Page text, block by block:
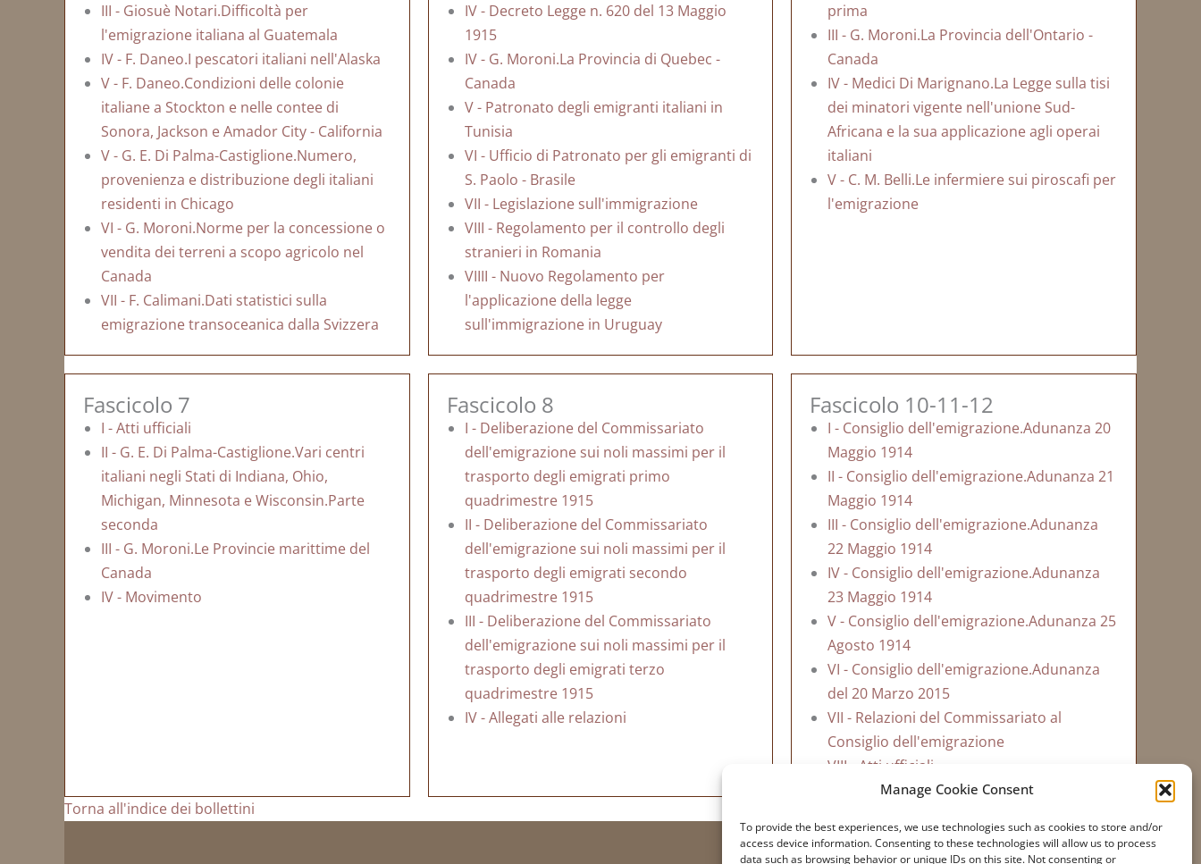
Manage Cookie Consent
To provide the best experiences, we use technologies such as cookies to store and/or
access device information. Consenting to these technologies will allow us to process
data such as browsing behavior or unique IDs on this site. Not consenting or
III - Giosuè Notari.Difficoltà per
l'emigrazione italiana al Guatemala
IV - F. Daneo.I pescatori italiani nell'Alaska
V - F. Daneo.Condizioni delle colonie
italiane a Stockton e nelle contee di
Sonora, Jackson e Amador City - California
V - G. E. Di Palma-Castiglione.Numero,
provenienza e distribuzione degli italiani
residenti in Chicago
VI - G. Moroni.Norme per la concessione o
vendita dei terreni a scopo agricolo nel
Canada
VII - F. Calimani.Dati statistici sulla
emigrazione transoceanica dalla Svizzera
IV - Decreto Legge n. 620 del 13 Maggio
1915
IV - G. Moroni.La Provincia di Quebec -
Canada
V - Patronato degli emigranti italiani in
Tunisia
VI - Ufficio di Patronato per gli emigranti di
S. Paolo - Brasile
VII - Legislazione sull'immigrazione
VIII - Regolamento per il controllo degli
stranieri in Romania
VIIII - Nuovo Regolamento per
l'applicazione della legge
sull'immigrazione in Uruguay
prima
III - G. Moroni.La Provincia dell'Ontario -
Canada
IV - Medici Di Marignano.La Legge sulla tisi
dei minatori vigente nell'unione Sud-
Africana e la sua applicazione agli operai
italiani
V - C. M. Belli.Le infermiere sui piroscafi per
l'emigrazione
Fascicolo 7
I - Atti ufficiali
II - G. E. Di Palma-Castiglione.Vari centri
italiani negli Stati di Indiana, Ohio,
Michigan, Minnesota e Wisconsin.Parte
seconda
III - G. Moroni.Le Provincie marittime del
Canada
IV - Movimento
Fascicolo 8
I - Deliberazione del Commissariato
dell'emigrazione sui noli massimi per il
trasporto degli emigrati primo
quadrimestre 1915
II - Deliberazione del Commissariato
dell'emigrazione sui noli massimi per il
trasporto degli emigrati secondo
quadrimestre 1915
III - Deliberazione del Commissariato
dell'emigrazione sui noli massimi per il
trasporto degli emigrati terzo
quadrimestre 1915
IV - Allegati alle relazioni
Fascicolo 10-11-12
I - Consiglio dell'emigrazione.Adunanza 20
Maggio 1914
II - Consiglio dell'emigrazione.Adunanza 21
Maggio 1914
III - Consiglio dell'emigrazione.Adunanza
22 Maggio 1914
IV - Consiglio dell'emigrazione.Adunanza
23 Maggio 1914
V - Consiglio dell'emigrazione.Adunanza 25
Agosto 1914
VI - Consiglio dell'emigrazione.Adunanza
del 20 Marzo 2015
VII - Relazioni del Commissariato al
Consiglio dell'emigrazione
VIII - Atti ufficiali
Torna all'indice dei bollettini